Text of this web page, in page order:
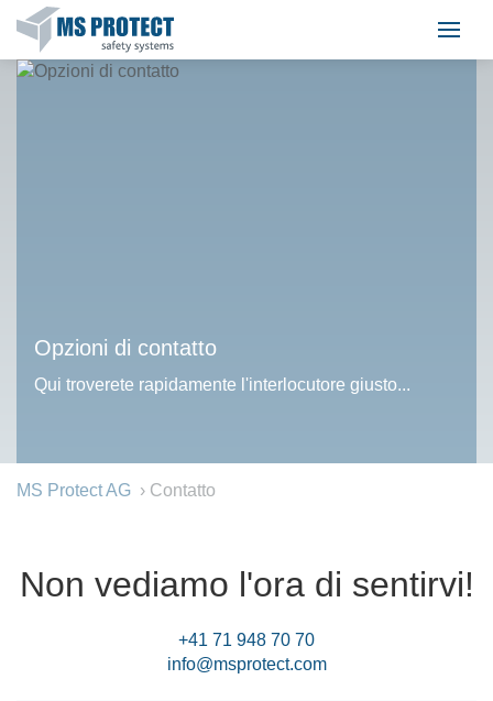
Opzioni di contatto
Qui troverete rapidamente l'interlocutore giusto...
MS Protect AG › Contatto
Non vediamo l'ora di sentirvi!
+41 71 948 70 70
info@msprotect.com